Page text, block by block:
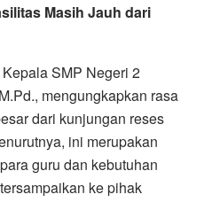
Masih Jauh dari
SMP Negeri 2
mengungkapkan rasa
dari kunjungan reses
ini merupakan
guru dan kebutuhan
ke pihak